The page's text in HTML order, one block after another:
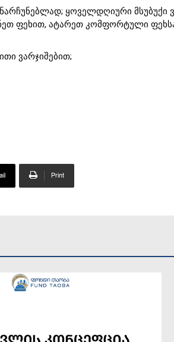
ყოველდღიური მსუბუქი
ფეხით, ატარეთ კომფორტული
ვარჯიშებით;
Print